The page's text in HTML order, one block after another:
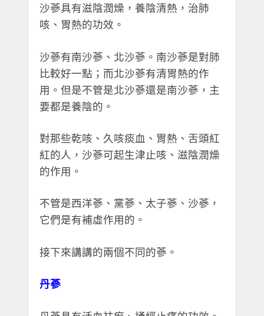
沙蔘具有滋陰潤燥，養陰清熱，治肺
咳、胃熱的功效。
沙蔘有南沙蔘、北沙蔘。南沙蔘是對肺
比較好一點；而北沙蔘有清胃熱的作
用。但是不管是北沙蔘還是南沙蔘，主
要都是養陰的。
對那些乾咳、久咳痰血、胃熱、舌頭紅
紅的人，沙蔘可起生津止咳、滋陰潤燥
的作用。
不管是西洋蔘、黨蔘、太子蔘、沙蔘，
它們是有補虛作用的。
接下來講講的兩個不同的蔘。
丹蔘